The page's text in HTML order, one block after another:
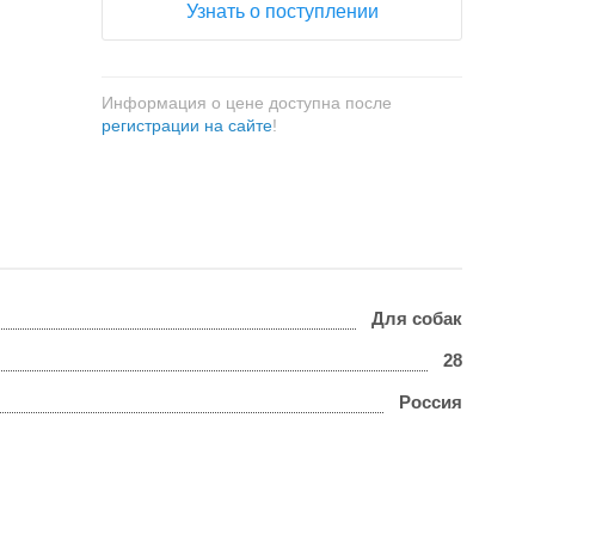
Узнать о поступлении
Информация о цене доступна после
регистрации на сайте!
Для собак
28
Россия